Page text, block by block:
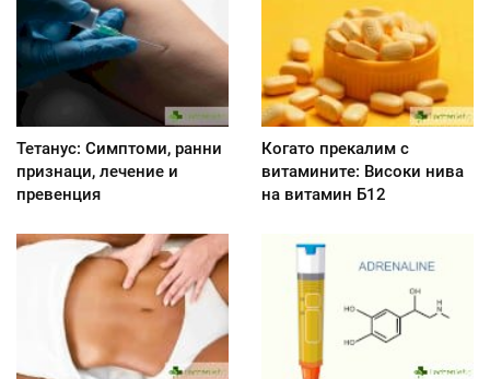
Тетанус: Симптоми, ранни
признаци, лечение и
превенция
Когато прекалим с
витамините: Високи нива
на витамин Б12